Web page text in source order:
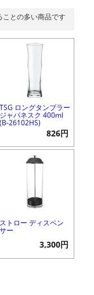
ことの多い商品です
TSG ロングタンブラー
ジャパネスク 400ml
(B-26102HS)
826円
ストロー ディスペン
サー
3,300円